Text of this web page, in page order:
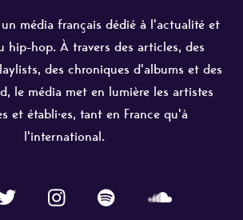
un média français dédié à l'actualité et
hip-hop. À travers des articles, des
des chroniques d'albums et des
le média met en lumière les artistes
et établi·es, tant en France qu'à
l'international.